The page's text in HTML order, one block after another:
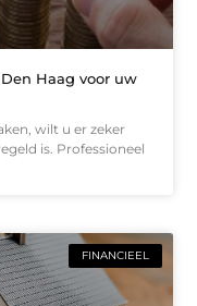
Haag voor uw
wilt u er zeker
is. Professioneel
FINANCIEEL